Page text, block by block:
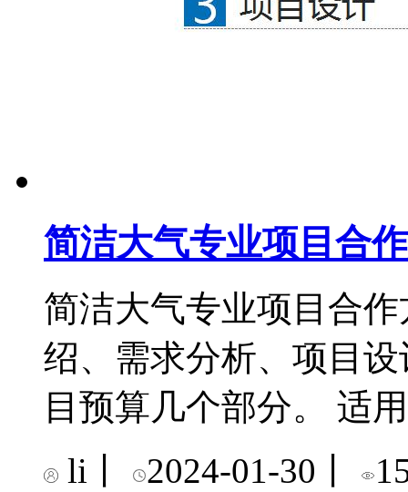
简洁大气专业项目合
简洁大气专业项目合
绍、需求分析、项目
目预算几个部分。 适
li
2024-01-30